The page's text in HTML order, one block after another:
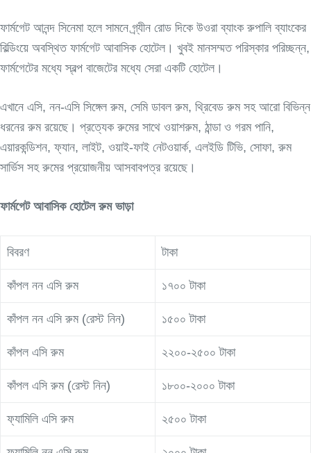
ফার্মগেট আনন্দ সিনেমা হলে সামনে গ্ৰ্যীন রোড দিকে উওরা ব্যাংক রুপালি ব্যাংকের
বিল্ডিংয়ে অবস্থিত ফার্মগেট আবাসিক হোটেল। খুবই মানসম্মত পরিস্কার পরিচ্ছন্ন,
ফার্মগেটের মধ্যে স্বল্প বাজেটের মধ্যে সেরা একটি হোটেল।
এখানে এসি, নন-এসি সিঙ্গেল রুম, সেমি ডাবল রুম, থ্রিবেড রুম সহ আরো বিভিন্ন
ধরনের রুম রয়েছে। প্রত্যেক রুমের সাথে ওয়াশরুম, ঠান্ডা ও গরম পানি,
এয়ারকন্ডিশন, ফ্যান, লাইট, ওয়াই-ফাই নেটওয়ার্ক, এলইডি টিভি, সোফা, রুম
সার্ভিস সহ রুমের প্রয়োজনীয় আসবাবপত্র রয়েছে।
ফার্মগেট আবাসিক হোটেল রুম ভাড়া
বিবরণ টাকা
কাঁপল নন এসি রুম ১৭০০ টাকা
কাঁপল নন এসি রুম (রেস্ট নিন) ১৫০০ টাকা
কাঁপল এসি রুম ২২০০-২৫০০ টাকা
কাঁপল এসি রুম (রেস্ট নিন) ১৮০০-২০০০ টাকা
ফ্যামিলি এসি রুম ২৫০০ টাকা